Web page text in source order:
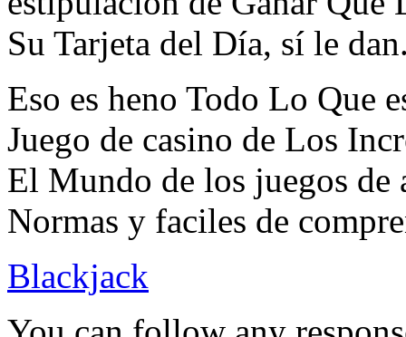
Su Tarjeta del Día, sí le
Eso es heno Todo Lo Que
Juego de casino de Los
El Mundo de los juegos de
Normas y faciles de
Blackjack